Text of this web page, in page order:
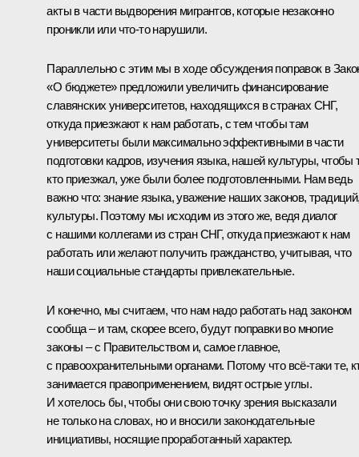
акты в части выдворения мигрантов, которые незаконно
проникли или что-то нарушили.
Параллельно с этим мы в ходе обсуждения поправок в
«О бюджете» предложили увеличить финансирование
славянских университетов, находящихся в странах СНГ,
откуда приезжают к нам работать, с тем чтобы там
университеты были максимально эффективными в части
подготовки кадров, изучения языка, нашей культуры, чтобы
кто приезжал, уже были более подготовленными. Нам ведь
важно что: знание языка, уважение наших законов,
культуры. Поэтому мы исходим из этого же, ведя диалог
с нашими коллегами из стран СНГ, откуда приезжают к нам
работать или желают получить гражданство, учитывая, что
наши социальные стандарты привлекательные.
И конечно, мы считаем, что нам надо работать над законом
сообща – и там, скорее всего, будут поправки во многие
законы – с Правительством и, самое главное,
с правоохранительными органами. Потому что всё-таки те,
занимается правоприменением, видят острые углы.
И хотелось бы, чтобы они свою точку зрения высказали
не только на словах, но и вносили законодательные
инициативы, носящие проработанный характер.